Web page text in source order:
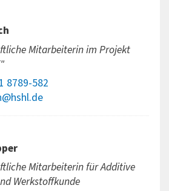
Mitarbeiterin im Projekt
8789-582
Mitarbeiterin für Additive
Werkstoffkunde